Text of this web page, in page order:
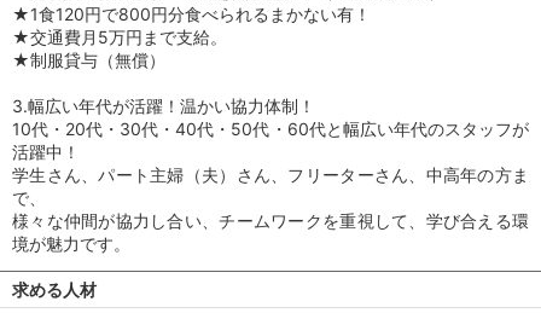
★1食120円で800円分食べられるまかない有！
★交通費月5万円まで支給。
★制服貸与（無償）
3.幅広い年代が活躍！温かい協力体制！
10代・20代・30代・40代・50代・60代と幅広い年代のスタッフが
活躍中！
学生さん、パート主婦（夫）さん、フリーターさん、中高年の方ま
で、
様々な仲間が協力し合い、チームワークを重視して、学び合える環
境が魅力です。
求める人材